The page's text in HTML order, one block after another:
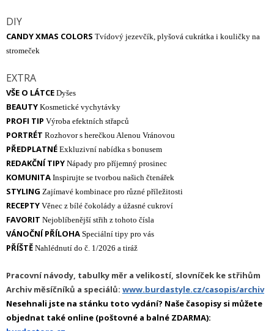
DIY
CANDY XMAS COLORS Tvídový jezevčík, plyšová cukrátka i kouličky na
stromeček
EXTRA
VŠE O LÁTCE Dyšes
BEAUTY Kosmetické vychytávky
PROFI TIP Výroba efektních střapců
PORTRÉT Rozhovor s herečkou Alenou Vránovou
PŘEDPLATNÉ Exkluzivní nabídka s bonusem
REDAKČNÍ TIPY Nápady pro příjemný prosinec
KOMUNITA Inspirujte se tvorbou našich čtenářek
STYLING Zajímavé kombinace pro různé příležitosti
RECEPTY Věnec z bílé čokolády a úžasné cukroví
FAVORIT Nejoblíbenější střih z tohoto čísla
VÁNOČNÍ PŘÍLOHA Speciální tipy pro vás
PŘÍŠTĚ Nahlédnutí do č. 1/2026 a tiráž
Pracovní návody, tabulky měr a velikostí, slovníček ke střihům
Archiv měsíčníků a speciálů: www.burdastyle.cz/casopis/archiv
Nesehnali jste na stánku toto vydání? Naše časopisy si můžete
objednat také online (poštovné a balné ZDARMA):